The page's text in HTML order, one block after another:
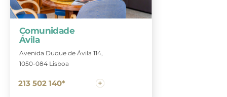
Comunidade
Ávila
Avenida Duque de Ávila 114,
1050-084 Lisboa
213 502 140*